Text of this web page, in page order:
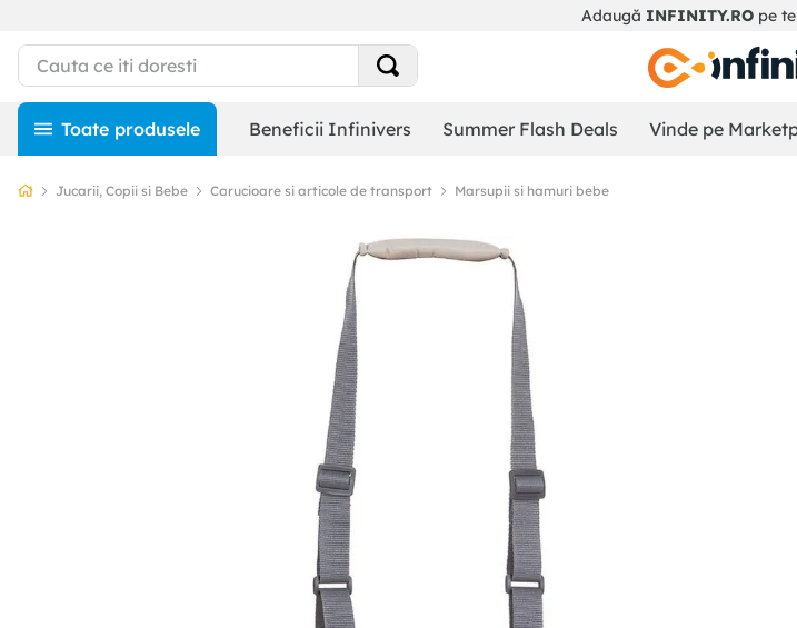
Adaugă INFINITY.ROpe
Beneficii Infinivers Summer Flash Deals Vinde pe
Jucarii, Copii si Bebe Carucioare si articole de transport Marsupii si hamuri bebe